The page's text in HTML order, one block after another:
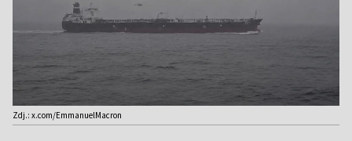
Zdj.: x.com/EmmanuelMacron